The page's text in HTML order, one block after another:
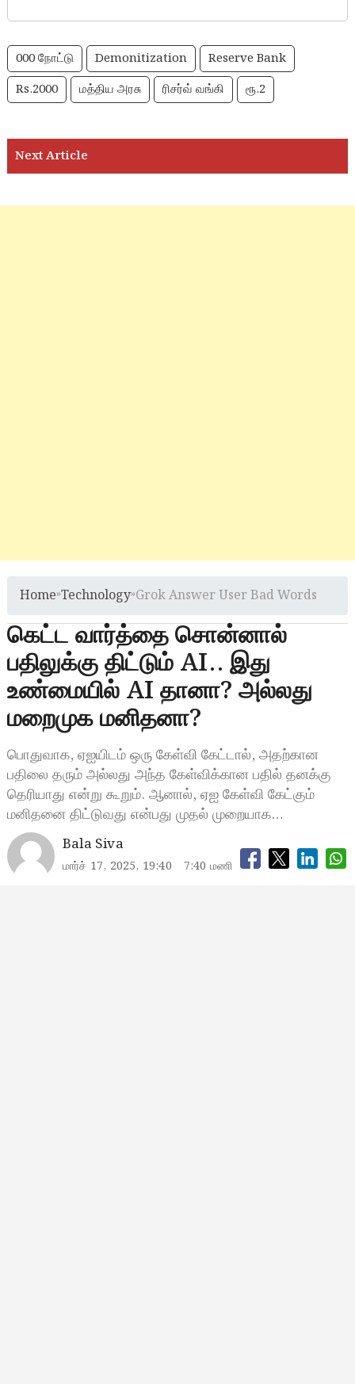
000 நோட்டு Demonitization
Reserve Bank
Rs.2000
மத்திய அரசு ரிசர்வ் வங்கி ரூ.2
Home»Technology»Grok Answer User Bad Words
கெட்ட வார்த்தை சொன்னால்
பதிலுக்கு திட்டும் AI.. இது
உண்மையில் AI தானா? அல்லது
மறைமுக மனிதனா?
பொதுவாக, ஏஐயிடம் ஒரு கேள்வி கேட்டால், அதற்கான
பதிலை தரும் அல்லது அந்த கேள்விக்கான பதில் தனக்கு
தெரியாது என்று கூறும். ஆனால், ஏஐ கேள்வி கேட்கும்
மனிதனை திட்டுவது என்பது முதல் முறையாக…
Bala Siva
மார்ச் 17, 2025, 19:40 7:40 மணி